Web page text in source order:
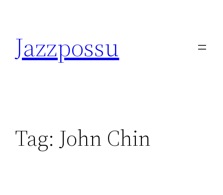
content
Jazzpossu
Tag: John Chin